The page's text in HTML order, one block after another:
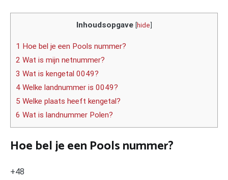
Inhoudsopgave [hide]
1 Hoe bel je een Pools nummer?
2 Wat is mijn netnummer?
3 Wat is kengetal 0049?
4 Welke landnummer is 0049?
5 Welke plaats heeft kengetal?
6 Wat is landnummer Polen?
Hoe bel je een Pools nummer?
+48